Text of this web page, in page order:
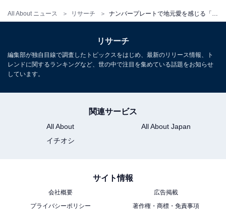
All About ニュース リサーチ ナンバープレートで地元愛を感じる「福島県の地名」ランキング！ 2位「いわき」を大差で抑えた1位は？【2025年調査】
リサーチ
編集部が独自目線で調査したトピックスをはじめ、最新のリリース情報、ト
レンドに関するランキングなど、世の中で注目を集めている話題をお知らせ
しています。
関連サービス
All About
All About Japan
イチオシ
サイト情報
会社概要
広告掲載
プライバシーポリシー
著作権・商標・免責事項